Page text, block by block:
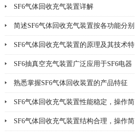
析
SF6气体回收充气装置详解
简述SF6气体回收充气装置按各功能分别
说明其操作
SF6气体回收充气装置的原理及其技术特
点分析
SF6抽真空充气装置广泛应用于SF6电器
产品
熟悉掌握SF6气体回收装置的产品特征
SF6气体回收充气装置性能稳定，操作简
便
SF6气体回收充气装置结构合理，操作简